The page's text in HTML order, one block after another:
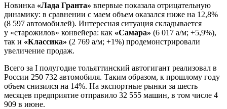
Новинка «Лада Гранта» впервые показала отрицательную
динамику: в сравнении с маем объем оказался ниже на 12,8%
(8 597 автомобилей). Интересная ситуация складывается
у «старожилов» конвейера: как «Самара» (6 017 а/м; +5,9%),
так и «Классика» (2 769 а/м; +1%) продемонстрировали
увеличение продаж.
Всего за I полугодие тольяттинский автогигант реализовал в
России 250 732 автомобиля. Таким образом, к прошлому году
объем снизился на 14%. На экспортные рынки за шесть
месяцев предприятие отправило 32 555 машин, в том числе 4
909 в июне.